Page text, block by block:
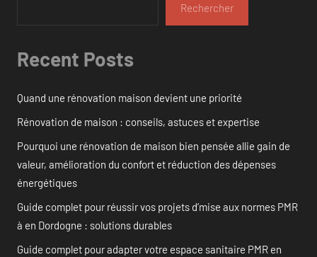
Rechercher
Recent Posts
Quand une rénovation maison devient une priorité
Rénovation de maison : conseils, astuces et expertise
Pourquoi une rénovation de maison bien pensée allie gain de
valeur, amélioration du confort et réduction des dépenses
énergétiques
Guide complet pour réussir vos projets d’mise aux normes PMR
à en Dordogne : solutions durables
Guide complet pour adapter votre espace sanitaire PMR en